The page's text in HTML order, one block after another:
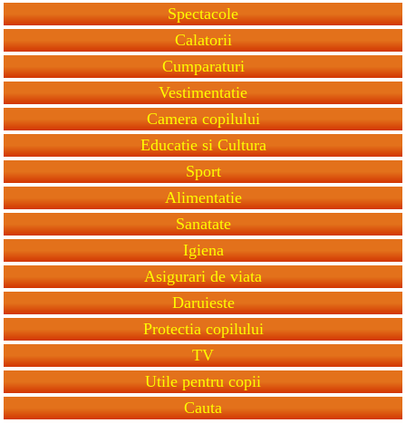
Spectacole
Calatorii
Cumparaturi
Vestimentatie
Camera copilului
Educatie si Cultura
Sport
Alimentatie
Sanatate
Igiena
Asigurari de viata
Daruieste
Protectia copilului
TV
Utile pentru copii
Cauta